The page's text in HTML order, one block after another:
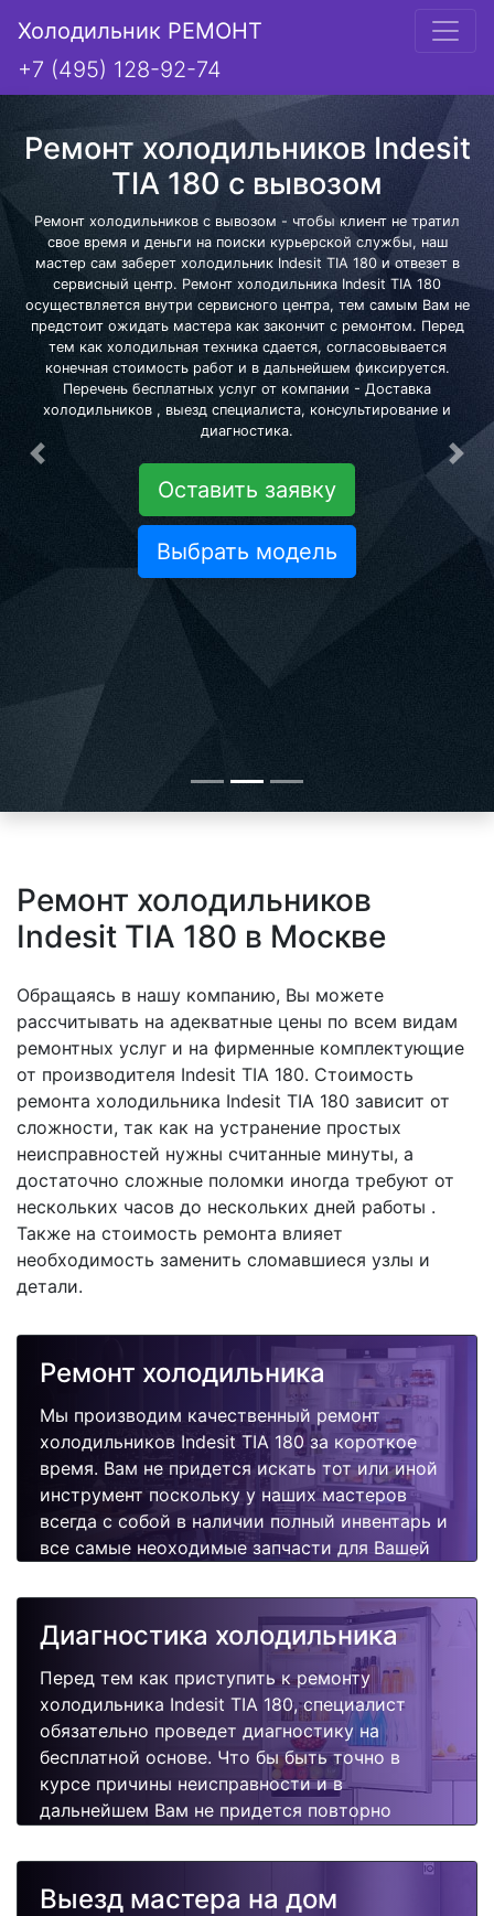
Холодильник РЕМОНТ
+7 (495) 128-92-74
Ремонт холодильников Indesit
TIA 180 с вывозом
Ремонт холодильников с вывозом - чтобы клиент не тратил
свое время и деньги на поиски курьерской службы, наш
мастер сам заберет холодильник Indesit TIA 180 и отвезет в
сервисный центр. Ремонт холодильника Indesit TIA 180
осуществляется внутри сервисного центра, тем самым Вам не
предстоит ожидать мастера как закончит с ремонтом. Перед
тем как холодильная техника сдается, согласовывается
конечная стоимость работ и в дальнейшем фиксируется.
Перечень бесплатных услуг от компании - Доставка
холодильников , выезд специалиста, консультирование и
диагностика.
Оставить заявку
Выбрать модель
Предыдущая
Ремонт холодильников
Indesit TIA 180 в Москве
Обращаясь в нашу компанию, Вы можете
рассчитывать на адекватные цены по всем видам
ремонтных услуг и на фирменные комплектующие
от производителя Indesit TIA 180. Стоимость
ремонта холодильника Indesit TIA 180 зависит от
сложности, так как на устранение простых
неисправностей нужны считанные минуты, а
достаточно сложные поломки иногда требуют от
нескольких часов до нескольких дней работы .
Также на стоимость ремонта влияет
необходимость заменить сломавшиеся узлы и
детали.
Ремонт холодильника
Мы производим качественный ремонт
холодильников Indesit TIA 180 за короткое
время. Вам не придется искать тот или иной
инструмент поскольку у наших мастеров
всегда с собой в наличии полный инвентарь и
все самые неоходимые запчасти для Вашей
качественно и недорого.
Диагностика холодильника
Перед тем как приступить к ремонту
холодильника Indesit TIA 180, специалист
обязательно проведет диагностику на
бесплатной основе. Что бы быть точно в
курсе причины неисправности и в
дальнейшем Вам не придется повторно
поломок.
Выезд мастера на дом